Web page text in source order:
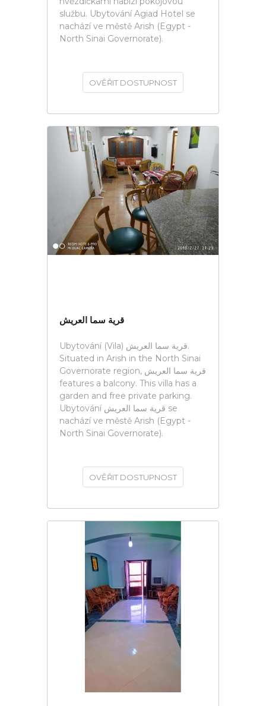
službu. Ubytování Agiad Hotel se
nachází ve městě Arish (Egypt -
North Sinai Governorate).
OVĚŘIT DOSTUPNOST
قرية سما العريش
Ubytování (Vila) قرية سما العريش.
Situated in Arish in the North Sinai
Governorate region, قرية سما العريش
features a balcony. This villa has a
garden and free private parking.
Ubytování قرية سما العريش se
nachází ve městě Arish (Egypt -
North Sinai Governorate).
OVĚŘIT DOSTUPNOST